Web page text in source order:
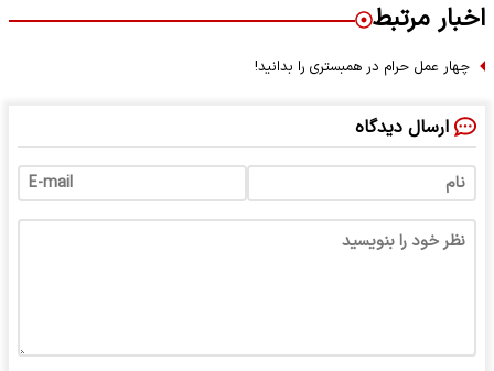
اخبار مرتبط
چهار عمل حرام در همبستری را بدانید!
ارسال دیدگاه